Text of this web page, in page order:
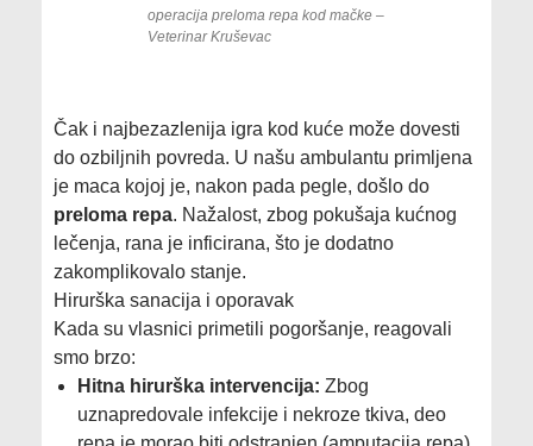
operacija preloma repa kod mačke –
Veterinar Kruševac
Čak i najbezazlenija igra kod kuće može dovesti
do ozbiljnih povreda. U našu ambulantu primljena
je maca kojoj je, nakon pada pegle, došlo do
preloma repa. Nažalost, zbog pokušaja kućnog
lečenja, rana je inficirana, što je dodatno
zakomplikovalo stanje.
Hirurška sanacija i oporavak
Kada su vlasnici primetili pogoršanje, reagovali
smo brzo:
Hitna hirurška intervencija: Zbog
uznapredovale infekcije i nekroze tkiva, deo